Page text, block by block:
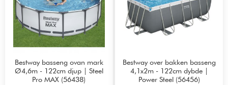
Bestway basseng ovan mark
Ø4,6m - 122cm djup | Steel
Pro MAX (56438)
Bestway over bakken basseng
4,1x2m - 122cm dybde |
Power Steel (56456)